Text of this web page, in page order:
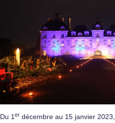
Du 1er décembre au 15 janvier 2023,